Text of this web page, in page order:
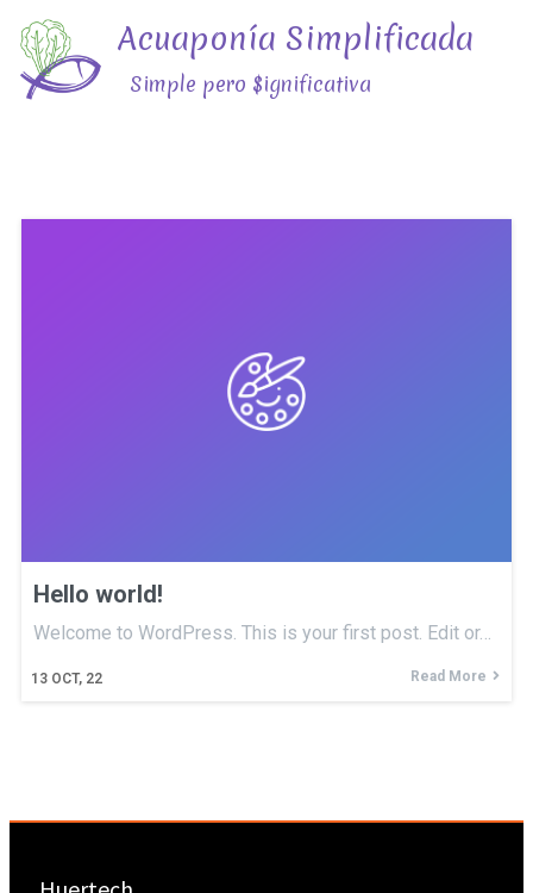
Acuaponía Simplificada
Simple pero $ignificativa
Hello world!
13 OCT, 22
Welcome to WordPress. This is your first post. Edit or…
Read More